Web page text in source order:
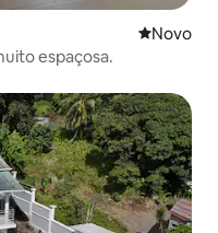
Novo
Novo
espaçosa.